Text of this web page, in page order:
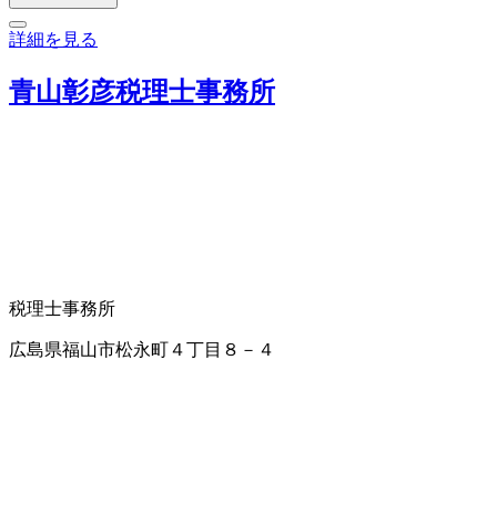
詳細を見る
青山彰彦税理士事務所
税理士事務所
広島県福山市松永町４丁目８－４